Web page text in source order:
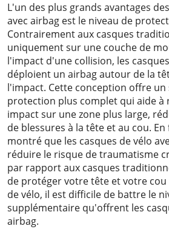
L'un des plus grands avantages
avec airbag est le niveau de
Contrairement aux casques
uniquement sur une couche de
l'impact d'une collision, les
déploient un airbag autour de la
l'impact. Cette conception offre un
protection plus complet qui aide
impact sur une zone plus large,
de blessures à la tête et au cou.
montré que les casques de vélo
réduire le risque de traumatisme
par rapport aux casques
de protéger votre tête et votre
de vélo, il est difficile de battre le
supplémentaire qu'offrent les
airbag.